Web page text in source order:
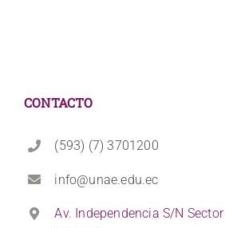
CONTACTO
(593) (7) 3701200
info@unae.edu.ec
Av. Independencia S/N